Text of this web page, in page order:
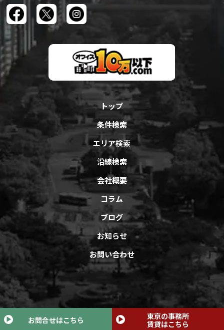
トップ
条件検索
エリア検索
沿線検索
会社概要
コラム
ブログ
お知らせ
お問い合わせ
Copyright © オフィスバンクAll Rights Reserved.
お問合せはこちら
東京の事務所
賃貸はこちら